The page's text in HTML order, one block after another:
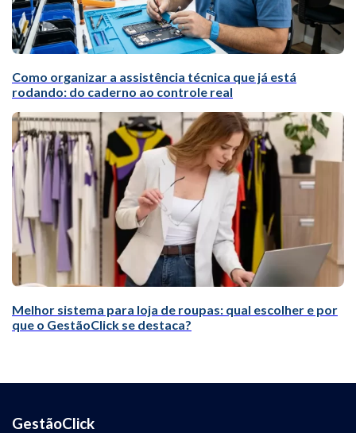
Como organizar a assistência técnica que já está
rodando: do caderno ao controle real
Melhor sistema para loja de roupas: qual escolher e por
que o GestãoClick se destaca?
GestãoClick